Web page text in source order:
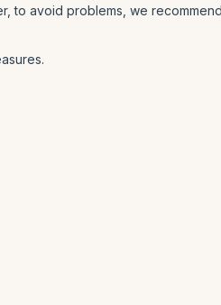
to avoid problems, we